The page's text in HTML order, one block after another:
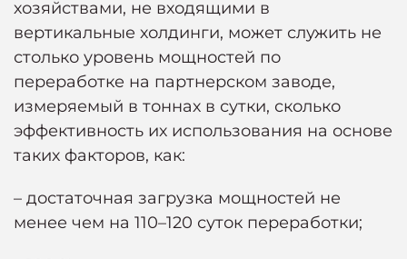
хозяйствами, не входящими в
вертикальные холдинги, может служить не
столько уровень мощностей по
переработке на партнерском заводе,
измеряемый в тоннах в сутки, сколько
эффективность их использования на основе
таких факторов, как:
– достаточная загрузка мощностей не
менее чем на 110–120 суток переработки;